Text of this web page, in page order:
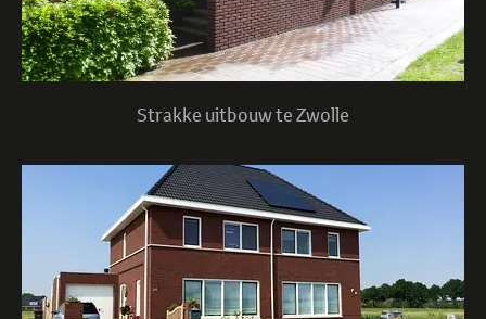
Strakke uitbouw te Zwolle